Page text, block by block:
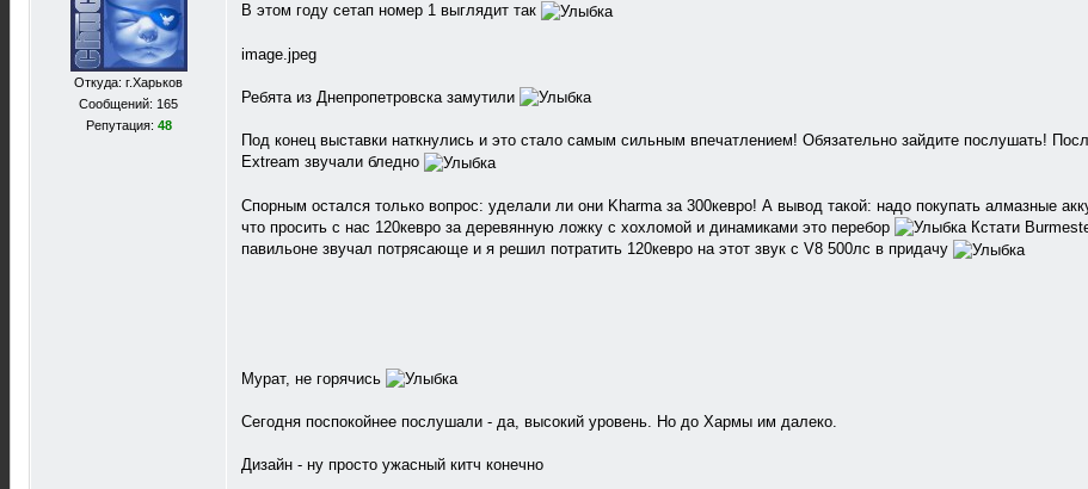
Откуда: г.Харьков
Сообщений: 165
Репутация: 48
В этом году сетап номер 1 выглядит так
image.jpeg
Ребята из Днепропетровска замутили
Под конец выставки наткнулись и это стало самым сильным впечатлением! Обязательно зайдите послушать!
Extream звучали бледно
Спорным остался только вопрос: уделали ли они Kharma за 300кевро! А вывод такой: надо покупать алмазные
что просить с нас 120кевро за деревянную ложку с хохломой и динамиками это перебор
Кстати
павильоне звучал потрясающе и я решил потратить 120кевро на этот звук с V8 500лс в придачу
Мурат, не горячись
Сегодня поспокойнее послушали - да, высокий уровень. Но до Хармы им далеко.
Дизайн - ну просто ужасный китч конечно